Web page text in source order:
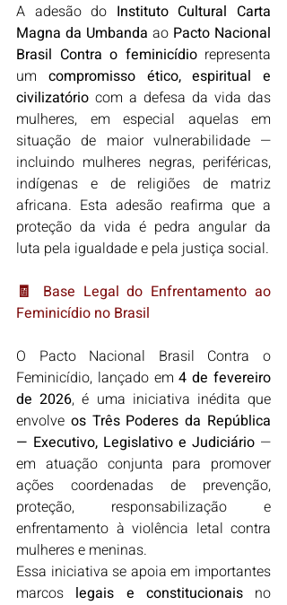
A adesão do Instituto Cultural Carta
Magna da Umbanda ao Pacto Nacional
Brasil Contra o feminicídio representa
um compromisso ético, espiritual e
civilizatório com a defesa da vida das
mulheres, em especial aquelas em
situação de maior vulnerabilidade —
incluindo mulheres negras, periféricas,
indígenas e de religiões de matriz
africana. Esta adesão reafirma que a
proteção da vida é pedra angular da
luta pela igualdade e pela justiça social.
🧾 Base Legal do Enfrentamento ao
Feminicídio no Brasil
O Pacto Nacional Brasil Contra o
Feminicídio, lançado em 4 de fevereiro
de 2026, é uma iniciativa inédita que
envolve os Três Poderes da República
— Executivo, Legislativo e Judiciário —
em atuação conjunta para promover
ações coordenadas de prevenção,
proteção, responsabilização e
enfrentamento à violência letal contra
mulheres e meninas.
Essa iniciativa se apoia em importantes
marcos legais e constitucionais no